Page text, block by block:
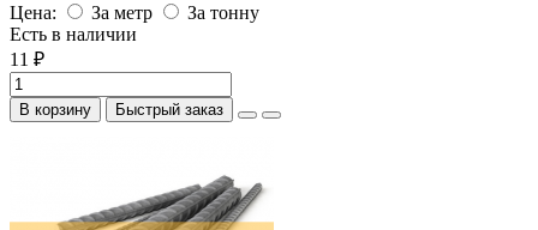
Цена:
За метр
За тонну
Есть в наличии
11 ₽
В корзину Быстрый заказ